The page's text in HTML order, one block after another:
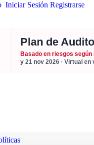
Iniciar Sesión Registrarse
Plan de
Basado en riesgos según
y 21 nov 2026 · Virtual en